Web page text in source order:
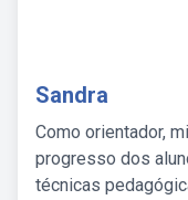
Sandra
Como orientador,
progresso dos
técnicas